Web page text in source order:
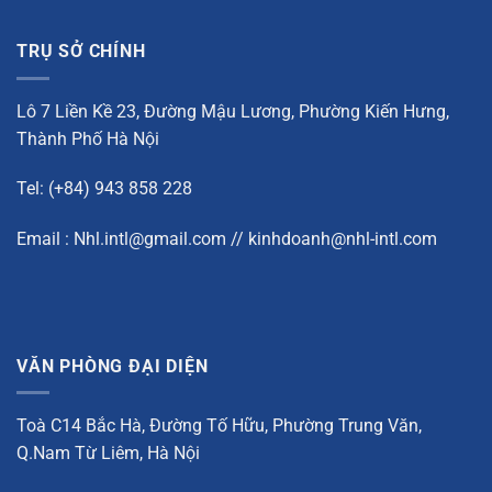
TRỤ SỞ CHÍNH
Lô 7 Liền Kề 23, Đường Mậu Lương, Phường Kiến Hưng,
Thành Phố Hà Nội
Tel: (+84) 943 858 228
Email : Nhl.intl@gmail.com // kinhdoanh@nhl-intl.com
VĂN PHÒNG ĐẠI DIỆN
Toà C14 Bắc Hà, Đường Tố Hữu, Phường Trung Văn,
Q.Nam Từ Liêm, Hà Nội